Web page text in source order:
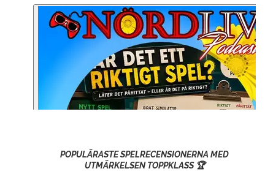
POPULÄRASTE SPELRECENSIONERNA MED
UTMÄRKELSEN TOPPKLASS 🏆